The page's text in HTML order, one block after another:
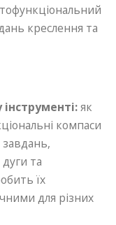
креслення та
як
компаси
та
їх
для різних